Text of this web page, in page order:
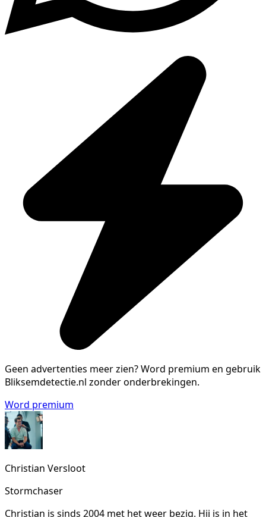
Geen advertenties meer zien?Word premium en gebruik
Bliksemdetectie.nl zonder onderbrekingen.
Word premium
Christian Versloot
Stormchaser
Christian is sinds 2004 met het weer bezig. Hij is in het